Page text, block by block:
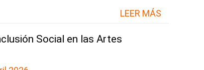
LEER MÁS
Social en las Artes